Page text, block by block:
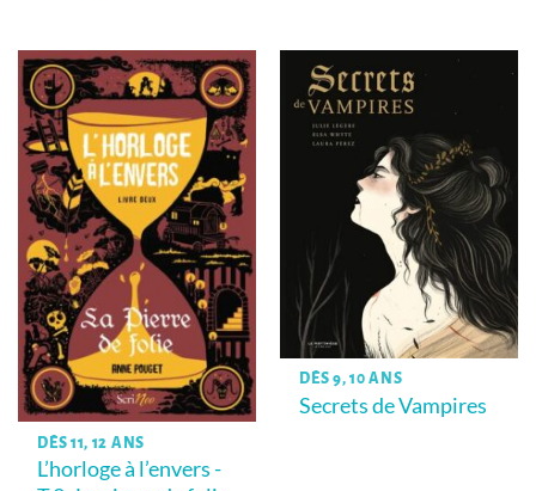
DÈS 11, 12 ANS
L’horloge à l’envers -
DÈS 9, 10 ANS
Secrets de Vampires